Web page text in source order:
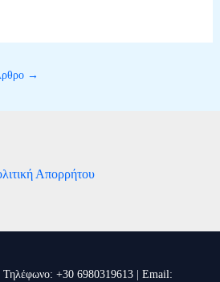
→
Απορρήτου
Τηλέφωνο: +30 6980319613 | Email: